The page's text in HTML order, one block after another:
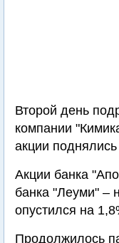
Второй день
компании
акции
Акции банка
банка "Леуми" –
опустился на
Продолжилось